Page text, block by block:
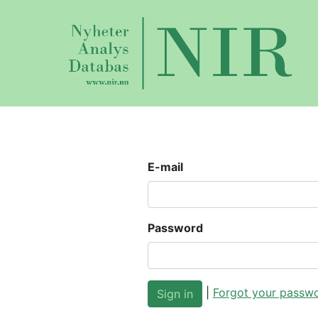
E-mail
Password
Forgot your